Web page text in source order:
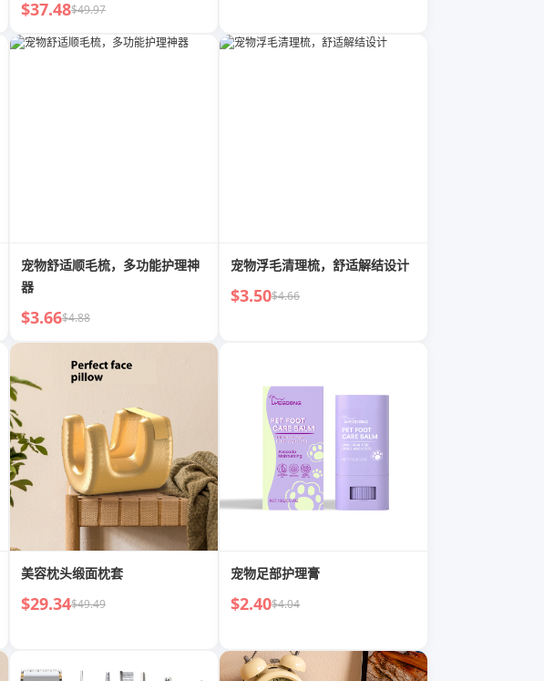
$37.48$49.97
宠物舒适顺毛梳，多功能护理神
器
$3.66$4.88
宠物浮毛清理梳，舒适解结设计
$3.50$4.66
美容枕头缎面枕套
$29.34$49.49
宠物足部护理膏
$2.40$4.04